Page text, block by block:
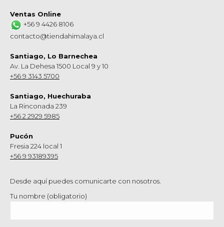
Ventas Online
+56 9 4426 8106
contacto@tiendahimalaya.cl
Santiago, Lo Barnechea
Av. La Dehesa 1500 Local 9 y 10
+56 9 3143 5700
Santiago, Huechuraba
La Rinconada 239
+56 2 2929 5985
Pucón
Fresia 224 local 1
+56 9 93189395
Desde aquí puedes comunicarte con nosotros.
Tu nombre (obligatorio)